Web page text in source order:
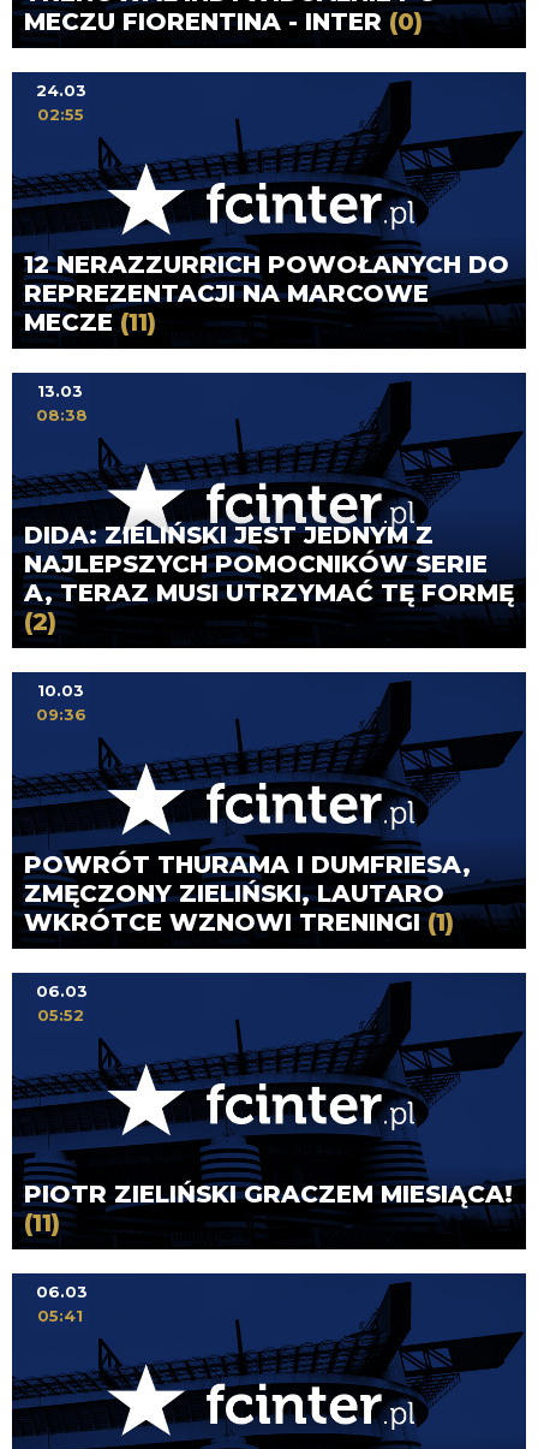
MECZU FIORENTINA - INTER (0)
12 NERAZZURRICH POWOŁANYCH DO
REPREZENTACJI NA MARCOWE
MECZE (11)
24.03
02:55
DIDA: ZIELIŃSKI JEST JEDNYM Z
NAJLEPSZYCH POMOCNIKÓW SERIE
A, TERAZ MUSI UTRZYMAĆ TĘ FORMĘ
(2)
13.03
08:38
POWRÓT THURAMA I DUMFRIESA,
ZMĘCZONY ZIELIŃSKI, LAUTARO
WKRÓTCE WZNOWI TRENINGI(1)
10.03
09:36
PIOTR ZIELIŃSKI GRACZEM MIESIĄCA!
(11)
06.03
05:52
06.03
05:41